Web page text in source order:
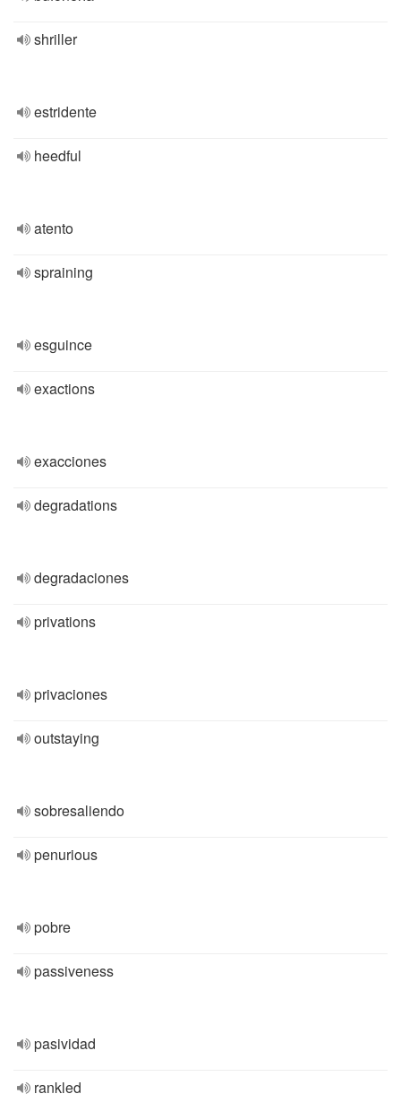
shriller
estridente
heedful
atento
spraining
esguince
exactions
exacciones
degradations
degradaciones
privations
privaciones
outstaying
sobresaliendo
penurious
pobre
passiveness
pasividad
rankled